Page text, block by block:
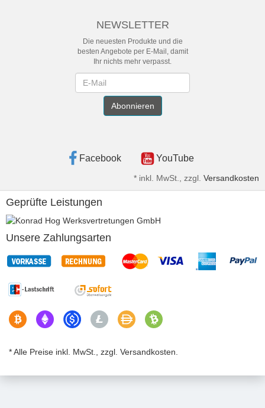
NEWSLETTER
Die neuesten Produkte und die
besten Angebote per E-Mail, damit
Ihr nichts mehr verpasst.
Abonnieren
Facebook YouTube
* inkl. MwSt., zzgl. Versandkosten
Geprüfte Leistungen
Unsere Zahlungsarten
* Alle Preise inkl. MwSt., zzgl. Versandkosten.